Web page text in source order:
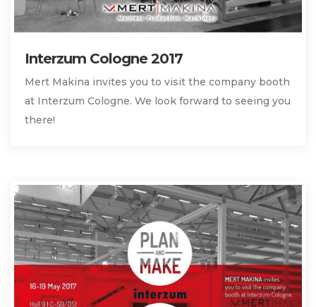
Interzum Cologne 2017
Mert Makina invites you to visit the company booth
at Interzum Cologne. We look forward to seeing you
there!